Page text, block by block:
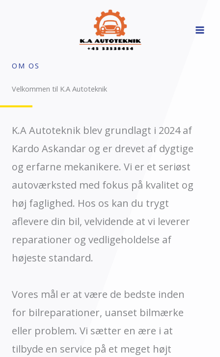
OM OS
Velkommen til K.A Autoteknik
K.A Autoteknik blev grundlagt i 2024 af
Kardo Askandar og er drevet af dygtige
og erfarne mekanikere. Vi er et seriøst
autoværksted med fokus på kvalitet og
høj faglighed. Hos os kan du trygt
aflevere din bil, velvidende at vi leverer
reparationer og vedligeholdelse af
højeste standard.
Vores mål er at være de bedste inden
for bilreparationer, uanset bilmærke
eller problem. Vi sætter en ære i at
tilbyde en service på et meget højt